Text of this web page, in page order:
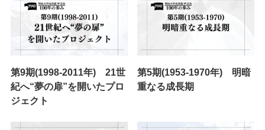
第9期(1998-2011年) 21世
紀へ“夢の扉”を開いたプロ
ジェクト
第5期(1953-1970年) 明暗
重なる成長期